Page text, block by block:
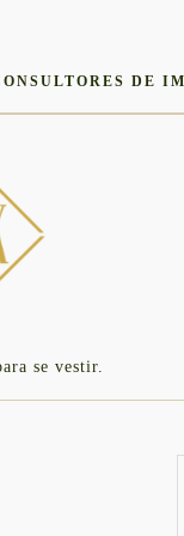
DE
se vestir.